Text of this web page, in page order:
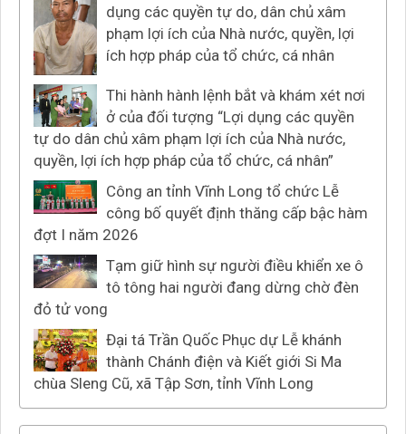
dụng các quyền tự do, dân chủ xâm
phạm lợi ích của Nhà nước, quyền, lợi
ích hợp pháp của tổ chức, cá nhân
Thi hành hành lệnh bắt và khám xét nơi
ở của đối tượng “Lợi dụng các quyền
tự do dân chủ xâm phạm lợi ích của Nhà nước,
quyền, lợi ích hợp pháp của tổ chức, cá nhân”
Công an tỉnh Vĩnh Long tổ chức Lễ
công bố quyết định thăng cấp bậc hàm
đợt I năm 2026
Tạm giữ hình sự người điều khiển xe ô
tô tông hai người đang dừng chờ đèn
đỏ tử vong
Đại tá Trần Quốc Phục dự Lễ khánh
thành Chánh điện và Kiết giới Si Ma
chùa Sleng Cũ, xã Tập Sơn, tỉnh Vĩnh Long